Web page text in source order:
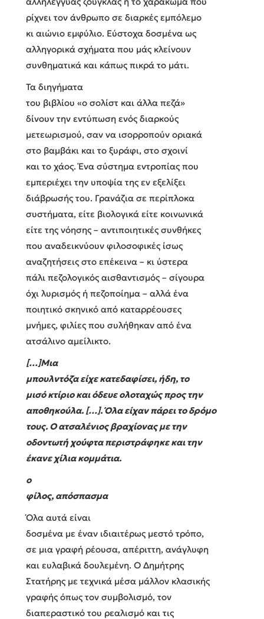
ρίχνει τον άνθρωπο σε διαρκές εμπόλεμο
κι αιώνιο εμφύλιο. Εύστοχα δοσμένα ως
αλληγορικά σχήματα που μάς κλείνουν
συνθηματικά και κάπως πικρά το μάτι.
Τα διηγήματα
του βιβλίου «ο σολίστ και άλλα πεζά»
δίνουν την εντύπωση ενός διαρκούς
μετεωρισμού, σαν να ισορροπούν οριακά
στο βαμβάκι και το ξυράφι, στο σχοινί
και το χάος. Ένα σύστημα εντροπίας που
εμπεριέχει την υποψία της εν εξελίξει
διάβρωσής του. Γρανάζια σε περίπλοκα
συστήματα, είτε βιολογικά είτε κοινωνικά
είτε της νόησης – αντιποιητικές συνθήκες
που αναδεικνύουν φιλοσοφικές ίσως
αναζητήσεις στο επέκεινα – κι ύστερα
πάλι πεζολογικός αισθαντισμός – σίγουρα
όχι λυρισμός ή πεζοποίημα – αλλά ένα
ποιητικό σκηνικό από καταρρέουσες
μνήμες, φιλίες που συλήθηκαν από ένα
ατσάλινο αμείλικτο.
[…]Μια
μπουλντόζα είχε κατεδαφίσει, ήδη, το
μισό κτίριο και όδευε ολοταχώς προς την
αποθηκούλα. […]. Όλα είχαν πάρει το δρόμο
τους. Ο ατσαλένιος βραχίονας με την
οδοντωτή χούφτα περιστράφηκε και την
έκανε χίλια κομμάτια.
ο
φίλος, απόσπασμα
Όλα αυτά είναι
δοσμένα με έναν ιδιαιτέρως μεστό τρόπο,
σε μια γραφή ρέουσα, απέριττη, ανάγλυφη
και ευλαβικά δουλεμένη. Ο Δημήτρης
Στατήρης με τεχνικά μέσα μάλλον κλασικής
γραφής όπως τον συμβολισμό, τον
διαπεραστικό του ρεαλισμό και τις